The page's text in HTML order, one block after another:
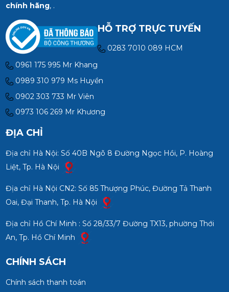
chính hãng, .
HỖ TRỢ TRỰC TUYẾN
0283 7010 089 HCM
0961 175 995 Mr Khang
0989 310 979 Ms Huyền
0902 303 733 Mr Viên
0973 106 269 Mr Khương
ĐỊA CHỈ
Địa chỉ Hà Nội: Số 40B Ngõ 8 Đường Ngọc Hồi, P. Hoàng
Liệt, Tp. Hà Nội
Địa chỉ Hà Nội CN2: Số 85 Thượng Phúc, Đường Tả Thanh
Oai, Đại Thanh, Tp. Hà Nội
Địa chỉ Hồ Chí Minh : Số 28/33/7 Đường TX13, phường Thới
An, Tp. Hồ Chí Minh
CHÍNH SÁCH
Chính sách thanh toán